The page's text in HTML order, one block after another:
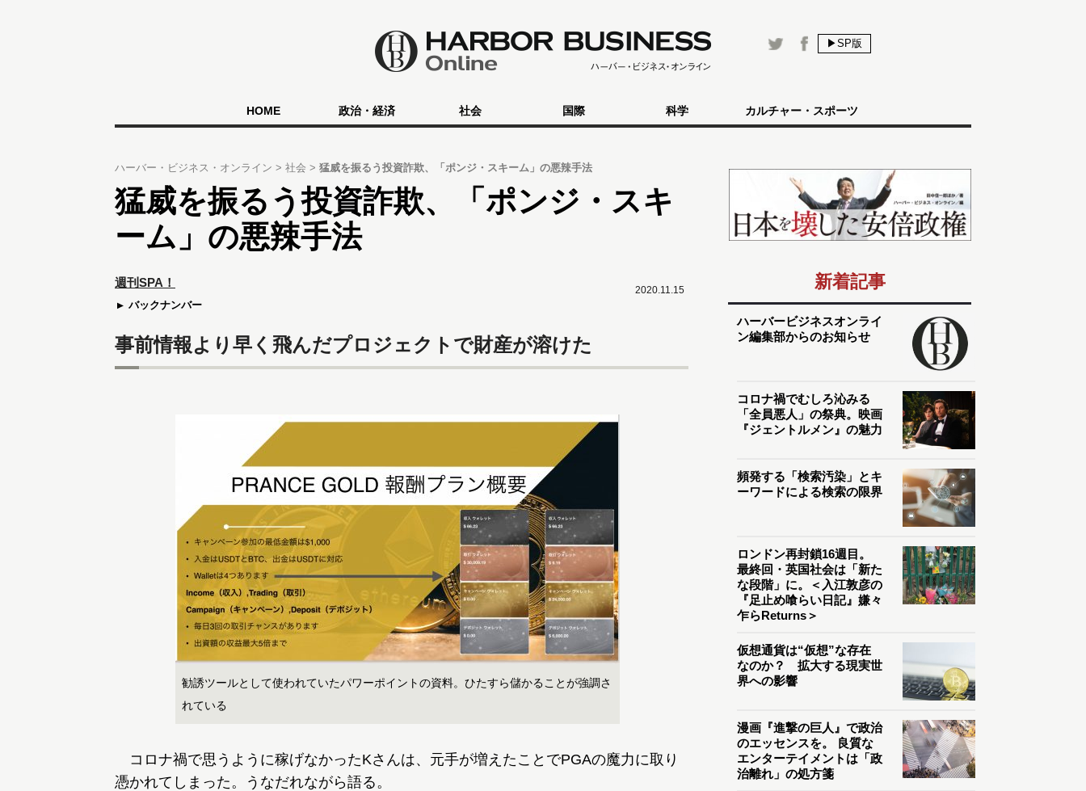
▶SP版
HOME 政治・経済 社会 国際 科学 カルチャー・スポーツ
ハーバー・ビジネス・オンライン 社会 猛威を振るう投資詐欺、「ポンジ・スキーム」の悪辣手法
猛威を振るう投資詐欺、「ポンジ・スキ
ーム」の悪辣手法
2020.11.15
週刊SPA！
バックナンバー
事前情報より早く飛んだプロジェクトで財産が溶けた
勧誘ツールとして使われていたパワーポイントの資料。ひたすら儲かることが強調さ
れている
コロナ禍で思うように稼げなかったKさんは、元手が増えたことでPGAの魔力に取り
憑かれてしまった。うなだれながら語る。
新着記事
ハーバービジネスオンライ
ン編集部からのお知らせ
コロナ禍でむしろ沁みる
「全員悪人」の祭典。映画
『ジェントルメン』の魅力
頻発する「検索汚染」とキ
ーワードによる検索の限界
ロンドン再封鎖16週目。
最終回・英国社会は「新た
な段階」に。＜入江敦彦の
『足止め喰らい日記』嫌々
乍らReturns＞
仮想通貨は“仮想”な存在
なのか？ 拡大する現実世
界への影響
漫画『進撃の巨人』で政治
のエッセンスを。 良質な
エンターテイメントは「政
治離れ」の処方箋